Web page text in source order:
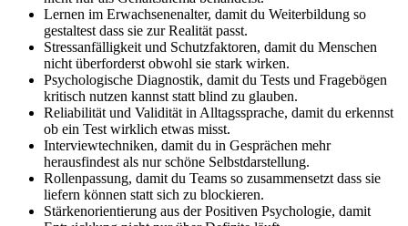
Lernen im Erwachsenenalter, damit du Weiterbildung so
gestaltest dass sie zur Realität passt.
Stressanfälligkeit und Schutzfaktoren, damit du Menschen
nicht überforderst obwohl sie stark wirken.
Psychologische Diagnostik, damit du Tests und Fragebögen
kritisch nutzen kannst statt blind zu glauben.
Reliabilität und Validität in Alltagssprache, damit du erkennst
ob ein Test wirklich etwas misst.
Interviewtechniken, damit du in Gesprächen mehr
herausfindest als nur schöne Selbstdarstellung.
Rollenpassung, damit du Teams so zusammensetzt dass sie
liefern können statt sich zu blockieren.
Stärkenorientierung aus der Positiven Psychologie, damit